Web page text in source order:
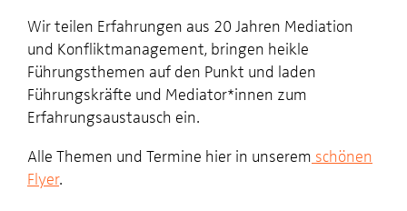
Wir teilen Erfahrungen aus 20 Jahren Mediation
und Konfliktmanagement, bringen heikle
Führungsthemen auf den Punkt und laden
Führungskräfte und Mediator*innen zum
Erfahrungsaustausch ein.
Alle Themen und Termine hier in unserem schönen
Flyer.